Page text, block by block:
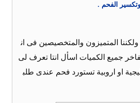
الفحم .
المتميزون والمتخصيصين فى ان
جميع الكميات اسأل انتا تعرف لى
او اروبية تستورد فحم عندى طلب